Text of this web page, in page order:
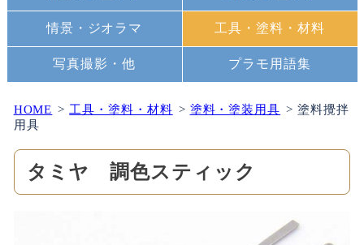
情景・ジオラマ 工具・塗料・材料
写真撮影・他 プラモ用語集
HOME 工具・塗料・材料 塗料・塗装用具
塗料攪拌
用具
タミヤ 調色スティック